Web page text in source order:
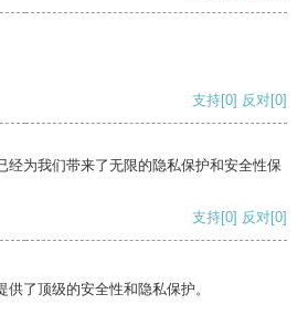
支持[0] 反对[0]
经为我们带来了无限的隐私保护和安全性保
支持[0] 反对[0]
了顶级的安全性和隐私保护。